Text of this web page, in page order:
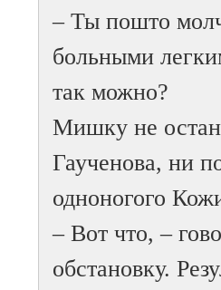
– Ты пошто
больными
так можно?
Мишку не
Гаученова, ни
одноногого
– Вот что, –
обстановку.